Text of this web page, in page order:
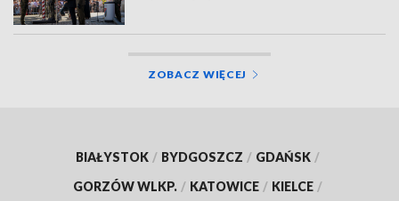
ZOBACZ WIĘCEJ
BIAŁYSTOK / BYDGOSZCZ / GDAŃSK /
GORZÓW WLKP. / KATOWICE / KIELCE /